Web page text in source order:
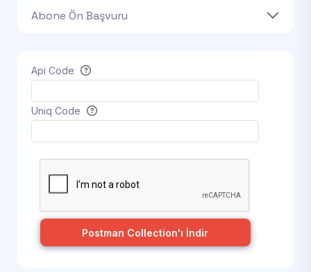
Abone Ön Başvuru
Api Code
Uniq Code
Postman Collection'ı İndir